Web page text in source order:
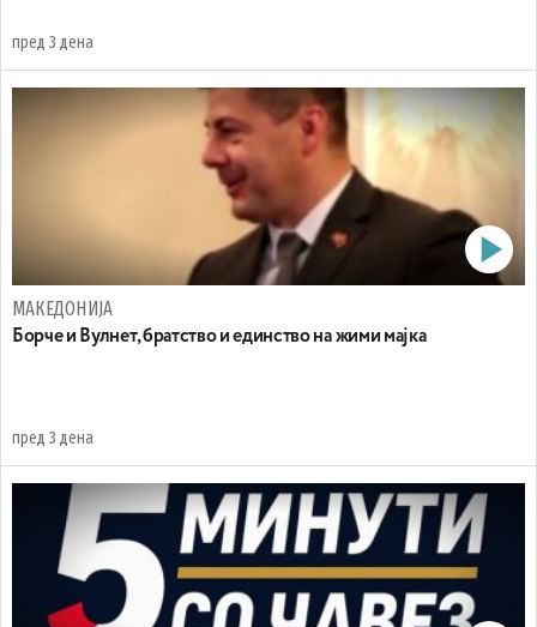
пред 3 дена
МАКЕДОНИЈА
Борче и Вулнет, братство и единство на жими мајка
пред 3 дена